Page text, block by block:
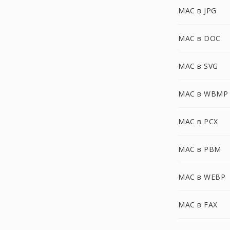
MAC в JPG
MAC в DOC
MAC в SVG
MAC в WBMP
MAC в PCX
MAC в PBM
MAC в WEBP
MAC в FAX